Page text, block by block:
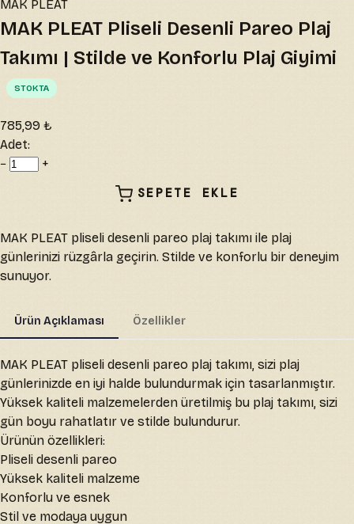
MAK PLEAT
MAK PLEAT Pliseli Desenli Pareo Plaj
Takımı | Stilde ve Konforlu Plaj Giyimi
STOKTA
785,99 ₺
Adet:
−
+
SEPETE EKLE
MAK PLEAT pliseli desenli pareo plaj takımı ile plaj
günlerinizi rüzgârla geçirin. Stilde ve konforlu bir deneyim
sunuyor.
Ürün Açıklaması Özellikler
MAK PLEAT pliseli desenli pareo plaj takımı, sizi plaj
günlerinizde en iyi halde bulundurmak için tasarlanmıştır.
Yüksek kaliteli malzemelerden üretilmiş bu plaj takımı, sizi
gün boyu rahatlatır ve stilde bulundurur.
Ürünün özellikleri:
Pliseli desenli pareo
Yüksek kaliteli malzeme
Konforlu ve esnek
Stil ve modaya uygun